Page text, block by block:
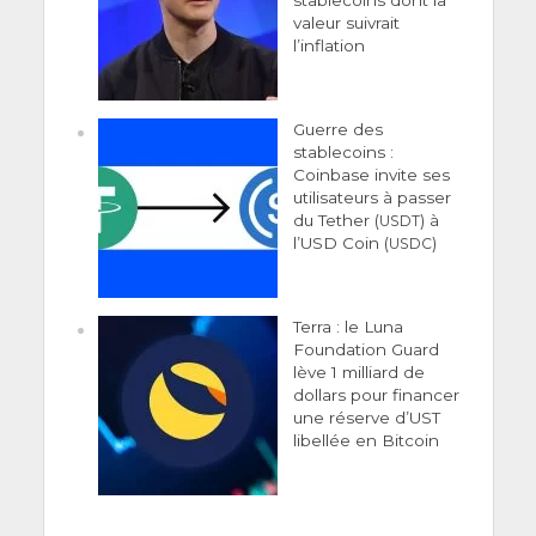
valeur suivrait
l’inflation
Guerre des
stablecoins :
Coinbase invite ses
utilisateurs à passer
du Tether (USDT) à
l’USD Coin (USDC)
Terra : le Luna
Foundation Guard
lève 1 milliard de
dollars pour financer
une réserve d’UST
libellée en Bitcoin